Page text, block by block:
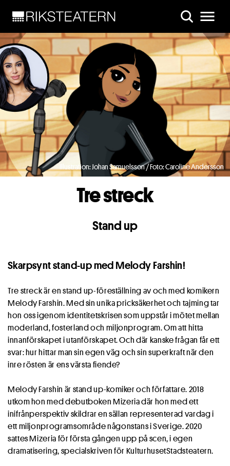
Illustration: Johan Samuelsson / Foto: Caroline Andersson
Tre streck
Stand up
Skarpsynt stand-up med Melody Farshin!
Tre streck är en stand up-föreställning av och med komikern
Melody Farshin. Med sin unika pricksäkerhet och tajming tar
hon oss igenom identitetskrisen som uppstår i mötet mellan
moderland, fosterland och miljonprogram. Om att hitta
innanförskapet i utanförskapet. Och där kanske frågan får ett
svar: hur hittar man sin egen väg och sin superkraft när den
inre rösten är ens värsta fiende?
Melody Farshin är stand up-komiker och författare. 2018
utkom hon med debutboken Mizeria där hon med ett
inifrånperspektiv skildrar en sällan representerad vardag i
ett miljonprogramsområde någonstans i Sverige. 2020
sattes Mizeria för första gången upp på scen, i egen
dramatisering, specialskriven för KulturhusetStadsteatern.